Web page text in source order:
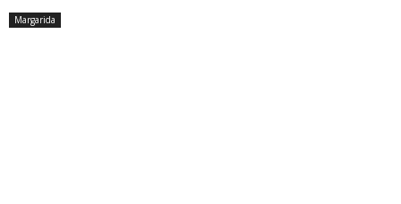
Margarida